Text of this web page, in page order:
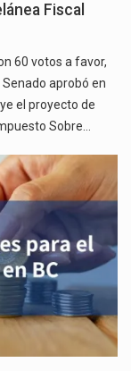
Fiscal
60 votos a favor,
aprobó en
el proyecto de
Sobre…